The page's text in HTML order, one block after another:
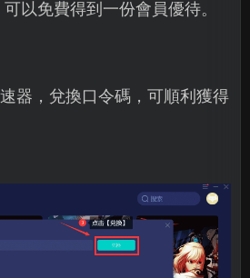
以免費得到一份會員優待。
器，兌換口令碼，可順利獲得